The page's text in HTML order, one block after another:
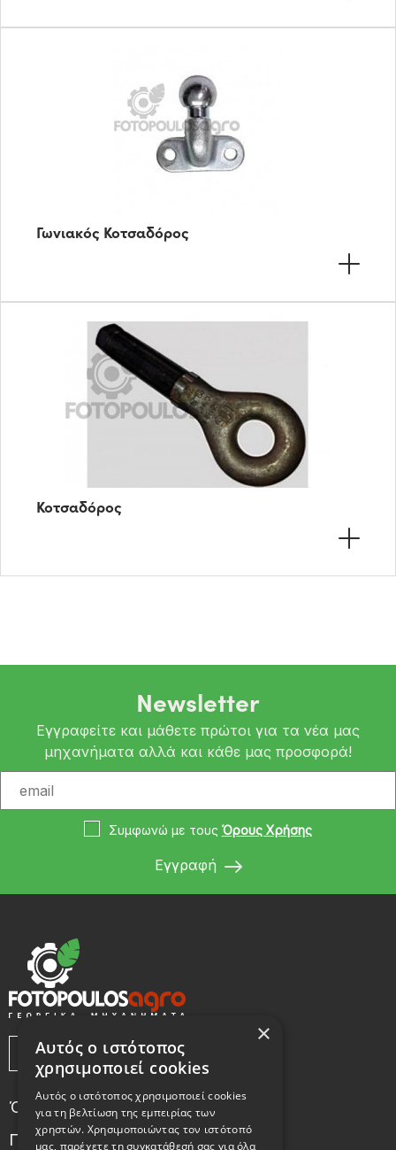
Γωνιακός Κοτσαδόρος
Κοτσαδόρος
Newsletter
Εγγραφείτε και μάθετε πρώτοι για τα νέα μας
μηχανήματα αλλά και κάθε μας προσφορά!
Συμφωνώ με τους Όρους Χρήσης
Εγγραφή
Όροι Χρήσης
Πολιτική χρήσης cookies
×
Αυτός ο ιστότοπος
χρησιμοποιεί cookies
Αυτός ο ιστότοπος χρησιμοποιεί cookies
για τη βελτίωση της εμπειρίας των
χρηστών. Χρησιμοποιώντας τον ιστότοπό
μας, παρέχετε τη συγκατάθεσή σας για όλα